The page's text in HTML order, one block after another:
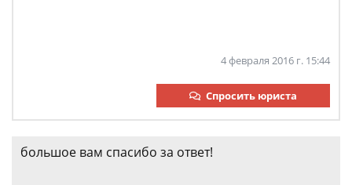
4 февраля 2016 г. 15:44
Спросить юриста
большое вам спасибо за ответ!